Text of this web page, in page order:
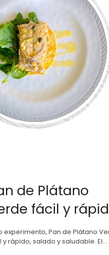
de Plátano
fácil y
experimento, Pan de Plátano
y rápido, salado y saludable. El...